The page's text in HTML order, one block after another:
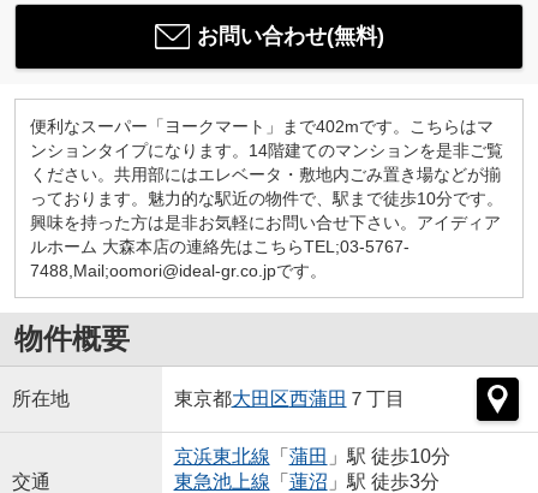
お問い合わせ(無料)
便利なスーパー「ヨークマート」まで402mです。こちらはマ
ンションタイプになります。14階建てのマンションを是非ご覧
ください。共用部にはエレベータ・敷地内ごみ置き場などが揃
っております。魅力的な駅近の物件で、駅まで徒歩10分です。
興味を持った方は是非お気軽にお問い合せ下さい。アイディア
ルホーム 大森本店の連絡先はこちらTEL;03-5767-
7488,Mail;oomori@ideal-gr.co.jpです。
物件概要
所在地 東京都大田区西蒲田 ７丁目
交通
京浜東北線 「 蒲田 」駅 徒歩10分
東急池上線 「 蓮沼 」駅 徒歩3分